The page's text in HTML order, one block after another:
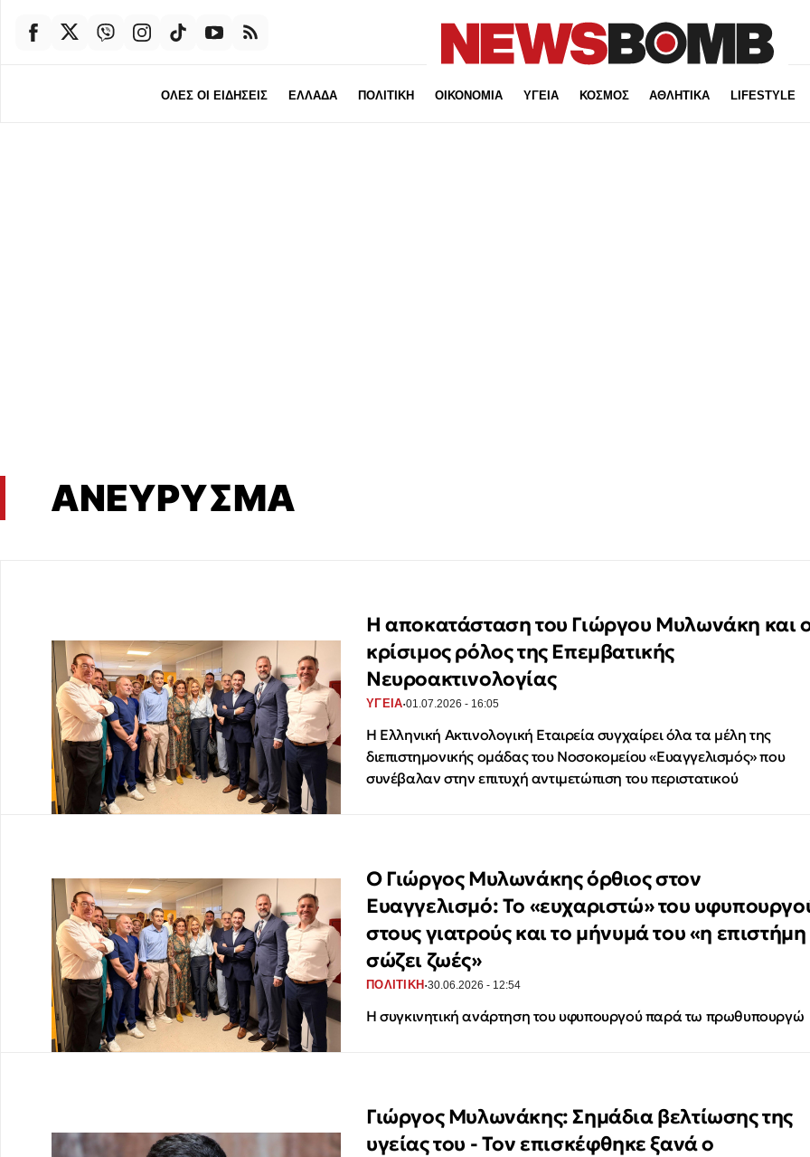
ΟΛΕΣ ΟΙ ΕΙΔΗΣΕΙΣ ΕΛΛΑΔΑ ΠΟΛΙΤΙΚΗ ΟΙΚΟΝΟΜΙΑ ΥΓΕΙΑ ΚΟΣΜΟΣ ΑΘΛΗΤΙΚΑ LIFESTYLE
ΑΝΕΥΡΥΣΜΑ
Η αποκατάσταση του Γιώργου Μυλωνάκη και
κρίσιμος ρόλος της Επεμβατικής
Νευροακτινολογίας
ΥΓΕΙΑ·01.07.2026 - 16:05
Η Ελληνική Ακτινολογική Εταιρεία συγχαίρει όλα τα μέλη της
διεπιστημονικής ομάδας του Νοσοκομείου «Ευαγγελισμός» που
συνέβαλαν στην επιτυχή αντιμετώπιση του περιστατικού
Ο Γιώργος Μυλωνάκης όρθιος στον
Ευαγγελισμό: Το «ευχαριστώ» του
στους γιατρούς και το μήνυμά του «η επιστήμη
σώζει ζωές»
ΠΟΛΙΤΙΚΗ ·30.06.2026 - 12:54
Η συγκινητική ανάρτηση του υφυπουργού παρά τω πρωθυπουργώ
Γιώργος Μυλωνάκης: Σημάδια βελτίωσης της
υγείας του - Τον επισκέφθηκε ξανά ο